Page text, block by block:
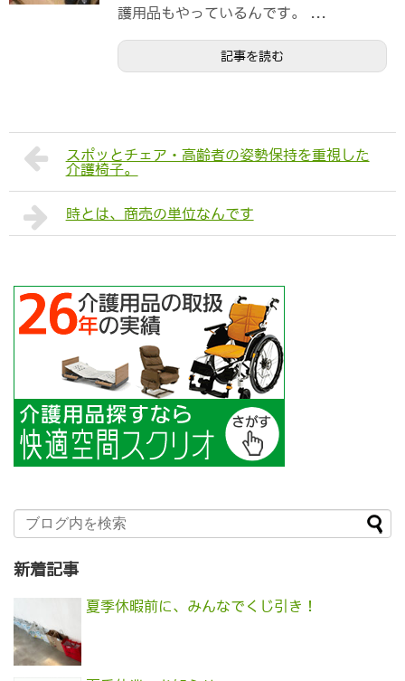
護用品もやっているんです。 ...
記事を読む
スポッとチェア・高齢者の姿勢保持を重視した
介護椅子。
時とは、商売の単位なんです
新着記事
夏季休暇前に、みんなでくじ引き！